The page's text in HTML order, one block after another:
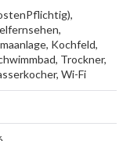
,
,
, Kochfeld,
, Trockner,
, Wi-Fi